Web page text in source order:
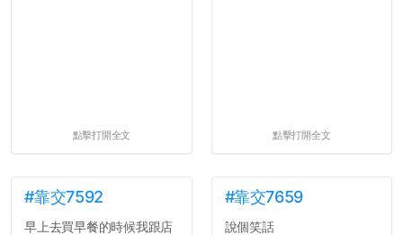
點擊打開全文 點擊打開全文
#靠交7592
早上去買早餐的時候我跟店
#靠交7659
說個笑話